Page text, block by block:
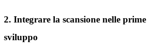
2. Integrare la scansione nelle
sviluppo